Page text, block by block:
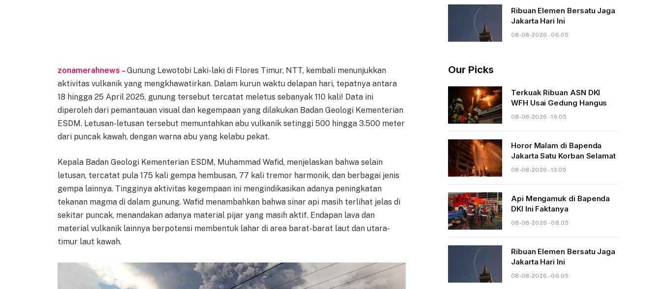
zonamerahnews –Gunung Lewotobi Laki-laki di Flores Timur, NTT, kembali menunjukkan
aktivitas vulkanik yang mengkhawatirkan. Dalam kurun waktu delapan hari, tepatnya antara
18 hingga 25 April 2025, gunung tersebut tercatat meletus sebanyak 110 kali! Data ini
diperoleh dari pemantauan visual dan kegempaan yang dilakukan Badan Geologi Kementerian
ESDM. Letusan-letusan tersebut memuntahkan abu vulkanik setinggi 500 hingga 3.500 meter
dari puncak kawah, dengan warna abu yang kelabu pekat.
Kepala Badan Geologi Kementerian ESDM, Muhammad Wafid, menjelaskan bahwa selain
letusan, tercatat pula 175 kali gempa hembusan, 77 kali tremor harmonik, dan berbagai jenis
gempa lainnya. Tingginya aktivitas kegempaan ini mengindikasikan adanya peningkatan
tekanan magma di dalam gunung. Wafid menambahkan bahwa sinar api masih terlihat jelas di
sekitar puncak, menandakan adanya material pijar yang masih aktif. Endapan lava dan
material vulkanik lainnya berpotensi membentuk lahar di area barat-barat laut dan utara-
timur laut kawah.
Ribuan Elemen Bersatu Jaga
Jakarta Hari Ini
08-08-2026 - 06.05
Our Picks
Terkuak Ribuan ASN DKI
WFH Usai Gedung Hangus
08-08-2026 - 16.05
Horor Malam di Bapenda
Jakarta Satu Korban Selamat
08-08-2026 - 13.05
Api Mengamuk di Bapenda
DKI Ini Faktanya
08-08-2026 - 08.05
Ribuan Elemen Bersatu Jaga
Jakarta Hari Ini
08-08-2026 - 06.05